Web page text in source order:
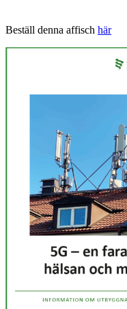
Beställ denna affisch här